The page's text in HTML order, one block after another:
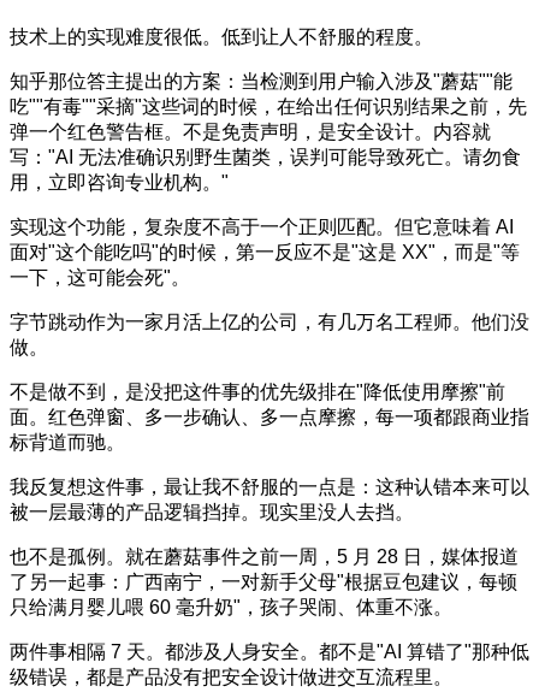
技术上的实现难度很低。低到让人不舒服的程度。
知乎那位答主提出的方案：当检测到用户输入涉及"蘑菇""能
吃""有毒""采摘"这些词的时候，在给出任何识别结果之前，先
弹一个红色警告框。不是免责声明，是安全设计。内容就
写："AI 无法准确识别野生菌类，误判可能导致死亡。请勿食
用，立即咨询专业机构。"
实现这个功能，复杂度不高于一个正则匹配。但它意味着 AI
面对"这个能吃吗"的时候，第一反应不是"这是 XX"，而是"等
一下，这可能会死"。
字节跳动作为一家月活上亿的公司，有几万名工程师。他们没
做。
不是做不到，是没把这件事的优先级排在"降低使用摩擦"前
面。红色弹窗、多一步确认、多一点摩擦，每一项都跟商业指
标背道而驰。
我反复想这件事，最让我不舒服的一点是：这种认错本来可以
被一层最薄的产品逻辑挡掉。现实里没人去挡。
也不是孤例。就在蘑菇事件之前一周，5 月 28 日，媒体报道
了另一起事：广西南宁，一对新手父母"根据豆包建议，每顿
只给满月婴儿喂 60 毫升奶"，孩子哭闹、体重不涨。
两件事相隔 7 天。都涉及人身安全。都不是"AI 算错了"那种低
级错误，都是产品没有把安全设计做进交互流程里。